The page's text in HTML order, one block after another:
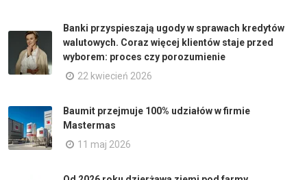
Banki przyspieszają ugody w sprawach kredytów
walutowych. Coraz więcej klientów staje przed
wyborem: proces czy porozumienie
22 kwiecień 2026
Baumit przejmuje 100% udziałów w firmie
Mastermas
11 maj 2026